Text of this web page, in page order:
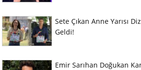
Sete Çıkan Anne Yarısı
Geldi!
Emir Sarıhan Doğukan